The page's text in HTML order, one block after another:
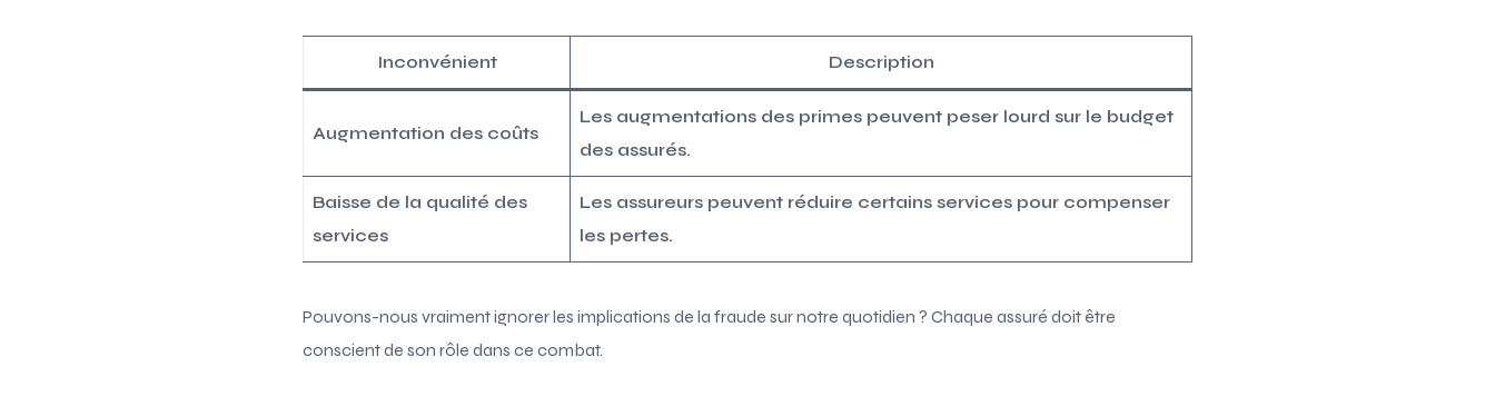
Inconvénient Description
Augmentation des coûts
Les augmentations des primes peuvent peser lourd sur le budget
des assurés.
Baisse de la qualité des
services
Les assureurs peuvent réduire certains services pour compenser
les pertes.
Pouvons-nous vraiment ignorer les implications de la fraude sur notre quotidien ? Chaque assuré doit être
conscient de son rôle dans ce combat.